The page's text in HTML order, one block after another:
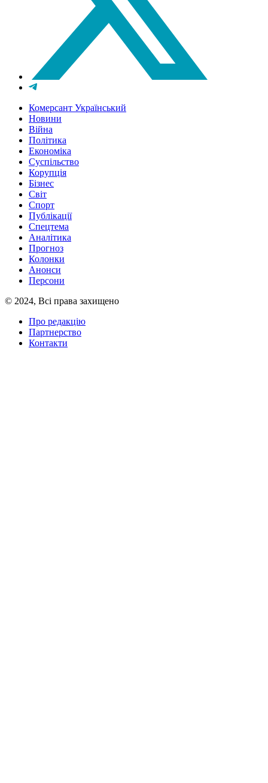
Комерсант Український
Новини
Війна
Політика
Економіка
Суспільство
Корупція
Бізнес
Світ
Спорт
Публікації
Спецтема
Аналітика
Прогноз
Колонки
Анонси
Персони
© 2024, Всі права захищено
Про редакцію
Партнерство
Контакти